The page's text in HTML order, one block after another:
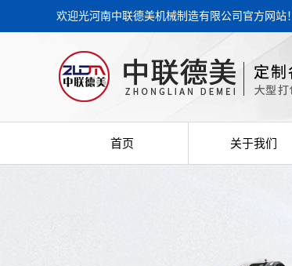
欢迎光河南中联德美机械制造有限公司官方网站！
首页 关于我们